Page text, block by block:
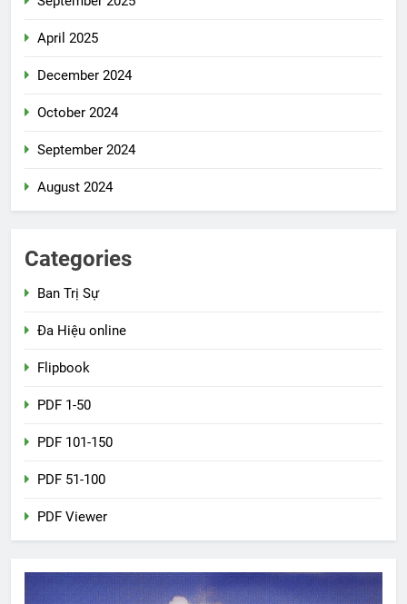
April 2025
December 2024
October 2024
September 2024
August 2024
Categories
Ban Trị Sự
Đa Hiệu online
Flipbook
PDF 1-50
PDF 101-150
PDF 51-100
PDF Viewer